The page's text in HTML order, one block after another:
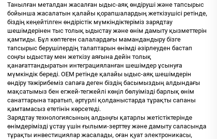
Танылған металдан жасалған ыдыс-аяқ өндіруші және тапсырыс
бойынша жасалатын қалайы қорапшалардың жеткізушісі ретінде,
біздің кеңейтілген өндірістік мүмкіндіктеріміз зарядтау
шешімдерінен тыс толық ыдыстау және өнім дамыту қызметтерін
қамтиды. Бұл көптеген салалардағы мамандандыру бізге
тапсырыс берушілердің талаптарын өнімді әзірлеуден бастап
соңғы ыдыстау мен жеткізу аяғына дейін толық
қанағаттандыратын интеграцияланған шешімдер ұсынуға
мүмкіндік береді. OEM ретінде қалайы ыдыс-аяқ шешімдерін
өндіру тәжірибеміз сапаға деген біздің басымыздың алдындағы
мақсатымыз бен егжей-тегжейлі көңіл бөлуімізді барлық өнім
санаттарына таратып, әртүрлі қолданыстарда тұрақты сапаны
қамтамасыз ететінін көрсетеді.
Зарядтау технологиясының алдыңғы қатарлы жетістіктерінде
өнімдерімізді ұстау үшін ғылыми-зерттеу және дамыту саласында
тұрақты инвестициялар жасалады, оған қуат электроникасы,